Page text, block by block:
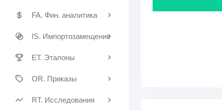
FA. Фин. аналитика
IS. Импортозамещение
ET. Эталоны
OR. Приказы
RT. Исследования